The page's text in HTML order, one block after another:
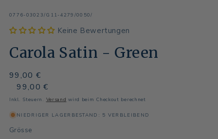
SKU:
0776-03023/G11-4279/0050/
Keine Bewertungen
Carola Satin - Green
Normaler
Preis
99,00 €
Normaler
Preis
Verkaufspreis
99,00 €
Inkl. Steuern. Versand wird beim Checkout berechnet
NIEDRIGER LAGERBESTAND: 5 VERBLEIBEND
Grösse